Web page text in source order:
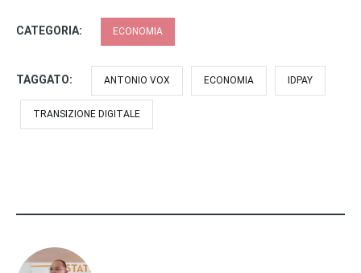
CATEGORIA: ECONOMIA
TAGGATO: ANTONIO VOX ECONOMIA IDPAY
TRANSIZIONE DIGITALE